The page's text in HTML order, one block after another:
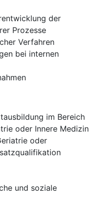
der
Prozesse
Verfahren
bei internen
im Bereich
oder Innere Medizin
oder
und soziale